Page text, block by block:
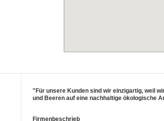
"Für unsere Kunden sind wir einzigartig, weil
und Beeren auf eine nachhaltige ökologische
Firmenbeschrieb